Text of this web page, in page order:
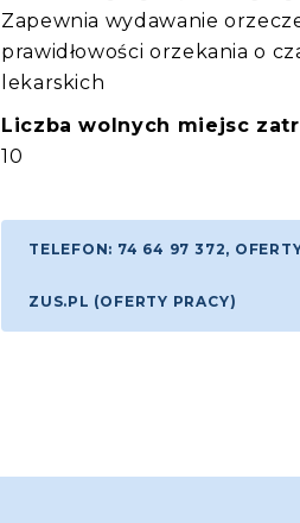
Zapewnia wydawanie
prawidłowości orzekania o
lekarskich
Liczba wolnych miejsc
10
TELEFON: 74 64 97 372,
ZUS.PL (OFERTY PRACY)